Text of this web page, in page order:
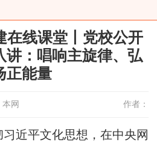
在线课堂丨党校公开
讲：唱响主旋律、弘
正能量
本网 作者：
近平文化思想，在中央网